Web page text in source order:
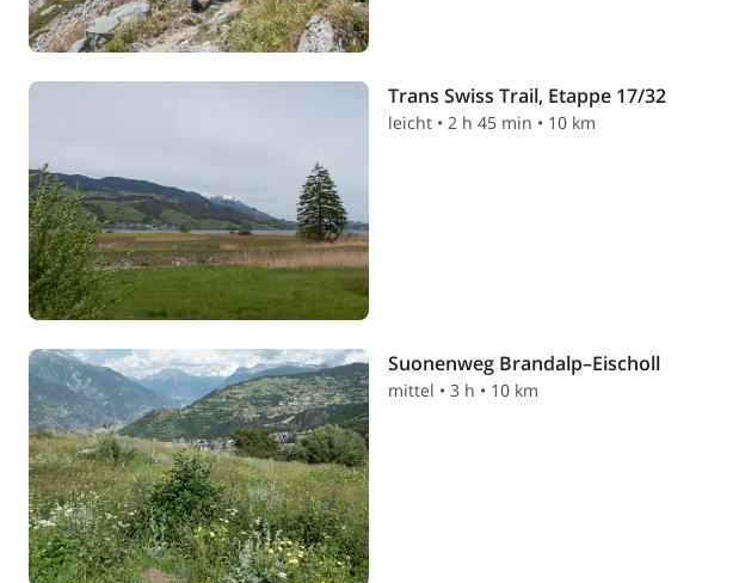
Trans Swiss Trail, Etappe 17/32
leicht • 2 h 45 min • 10 km
Suonenweg Brandalp–Eischoll
mittel • 3 h • 10 km